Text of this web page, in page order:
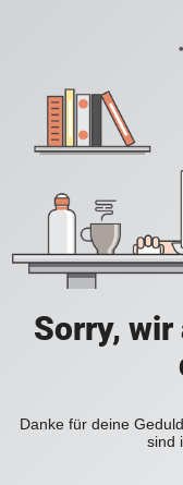
Sorry, wir
Danke für deine
sind